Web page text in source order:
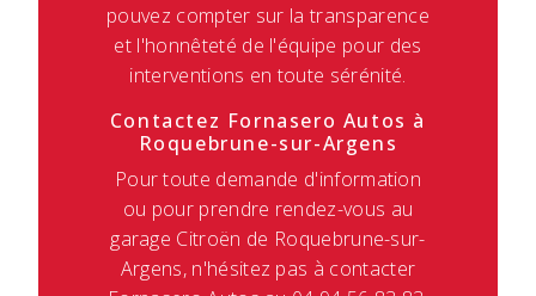
pouvez compter sur la transparence
et l'honnêteté de l'équipe pour des
interventions en toute sérénité.
Contactez Fornasero Autos à
Roquebrune-sur-Argens
Pour toute demande d'information
ou pour prendre rendez-vous au
garage Citroën de Roquebrune-sur-
Argens, n'hésitez pas à contacter